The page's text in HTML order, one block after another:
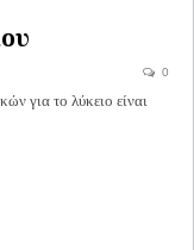
0
για το λύκειο είναι